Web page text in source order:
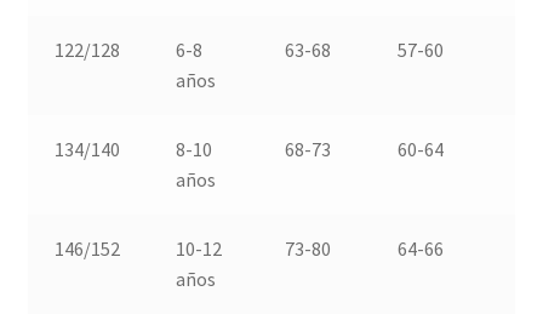
122/128
6-8
años
63-68 57-60
134/140
8-10
años
68-73 60-64
146/152
10-12
años
73-80 64-66